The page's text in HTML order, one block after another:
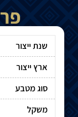
שנת ייצור
ארץ ייצור
סוג מטבע
משקל